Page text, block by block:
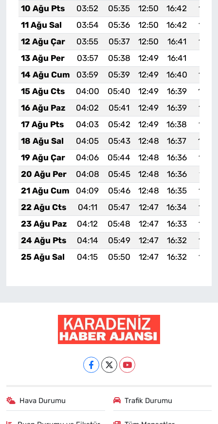
10 Ağu Pts
03:52 05:35 12:50 16:42
11 Ağu Sal
03:54 05:36 12:50 16:42
12 Ağu Çar
03:55 05:37 12:50 16:41
13 Ağu Per
03:57 05:38 12:49 16:41
14 Ağu Cum
03:59 05:39 12:49 16:40
15 Ağu Cts
04:00 05:40 12:49 16:39
16 Ağu Paz
04:02 05:41 12:49 16:39
17 Ağu Pts
04:03 05:42 12:49 16:38
18 Ağu Sal
04:05 05:43 12:48 16:37
19 Ağu Çar
04:06 05:44 12:48 16:36
20 Ağu Per
04:08 05:45 12:48 16:36
19:41
21 Ağu Cum
04:09 05:46 12:48 16:35
22 Ağu Cts
04:11 05:47 12:47 16:34
23 Ağu Paz
04:12 05:48 12:47 16:33
24 Ağu Pts
04:14 05:49 12:47 16:32
25 Ağu Sal
04:15 05:50 12:47 16:32
Hava Durumu Trafik Durumu